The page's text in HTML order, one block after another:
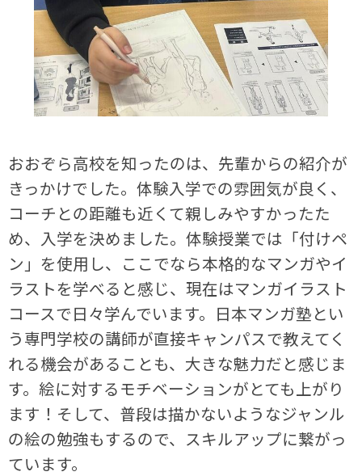
おおぞら高校を知ったのは、先輩からの紹介が
きっかけでした。体験入学での雰囲気が良く、
コーチとの距離も近くて親しみやすかったた
め、入学を決めました。体験授業では「付けペ
ン」を使用し、ここでなら本格的なマンガやイ
ラストを学べると感じ、現在はマンガイラスト
コースで日々学んでいます。日本マンガ塾とい
う専門学校の講師が直接キャンパスで教えてく
れる機会があることも、大きな魅力だと感じま
す。絵に対するモチベーションがとても上がり
ます！そして、普段は描かないようなジャンル
の絵の勉強もするので、スキルアップに繋がっ
ています。